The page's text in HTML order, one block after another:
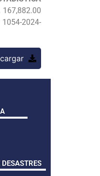
2024-
DESASTRES